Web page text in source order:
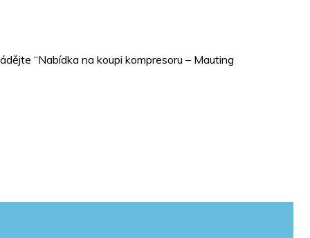
“Nabídka na koupi kompresoru – Mauting